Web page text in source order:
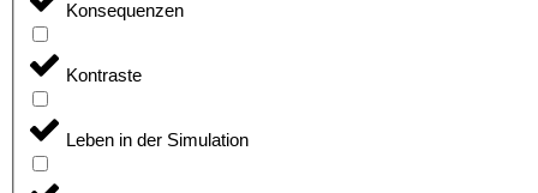
Konsequenzen
Kontraste
Leben in der Simulation